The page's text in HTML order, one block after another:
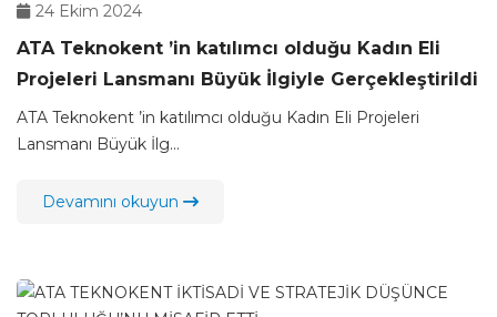
24 Ekim 2024
ATA Teknokent ’in katılımcı olduğu Kadın Eli
Projeleri Lansmanı Büyük İlgiyle Gerçekleştirildi
ATA Teknokent ’in katılımcı olduğu Kadın Eli Projeleri
Lansmanı Büyük İlg...
Devamını okuyun